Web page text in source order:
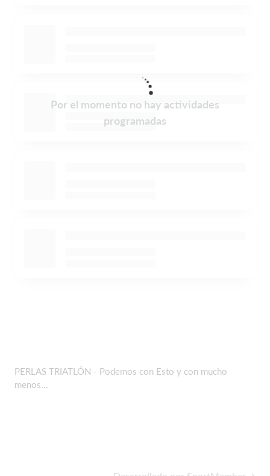
Por el momento no hay actividades
programadas
PERLAS TRIATLÓN - Podemos con Esto y con mucho
menos...